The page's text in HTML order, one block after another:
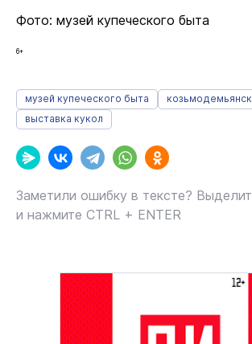
Фото: музей купеческого быта
6+
музей купеческого быта
козьмодемьянск
выставка кукол
Заметили ошибку в тексте?
и нажмите CTRL + ENTER